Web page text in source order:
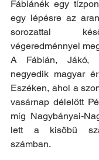
Fábiánék egy
egy lépésre az
sorozattal
végeredménnyel
A Fábián, Jákó,
negyedik magyar
Eszéken, ahol a
vasárnap délelőtt
míg Nagybányai-
lett a kisöbű
számban.